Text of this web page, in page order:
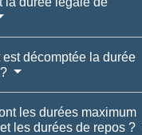
est décomptée la durée
les durées maximum
les durées de repos ?